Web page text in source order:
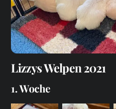
Lizzys Welpen 2021
1. Woche